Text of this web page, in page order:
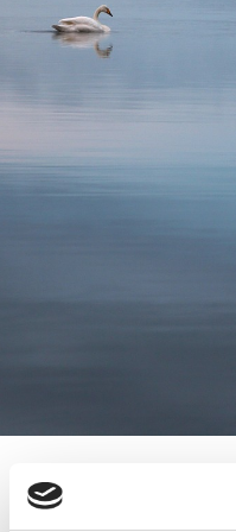
SUOMEN